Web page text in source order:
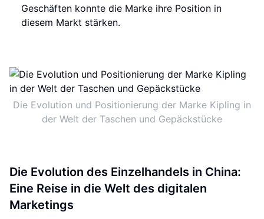
Geschäften konnte die Marke ihre Position in
diesem Markt stärken.
Die Evolution und Positionierung der Marke Kipling in
der Welt der Taschen und Gepäckstücke
Die Evolution des Einzelhandels in China:
Eine Reise in die Welt des digitalen
Marketings